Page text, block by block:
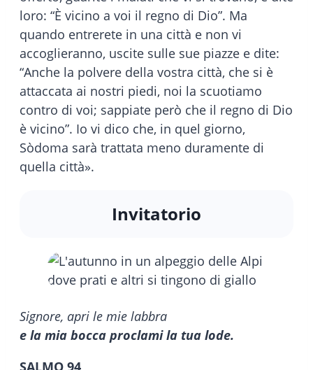
loro: “È vicino a voi il regno di Dio”. Ma
quando entrerete in una città e non vi
accoglieranno, uscite sulle sue piazze e dite:
“Anche la polvere della vostra città, che si è
attaccata ai nostri piedi, noi la scuotiamo
contro di voi; sappiate però che il regno di Dio
è vicino”. Io vi dico che, in quel giorno,
Sòdoma sarà trattata meno duramente di
quella città».
Invitatorio
Signore, apri le mie labbra
e la mia bocca proclami la tua lode.
SALMO 94